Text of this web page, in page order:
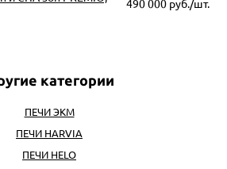
490 000 руб./шт.
ПЕЧИ ЭКМ
ПЕЧИ HARVIA
ПЕЧИ HELO